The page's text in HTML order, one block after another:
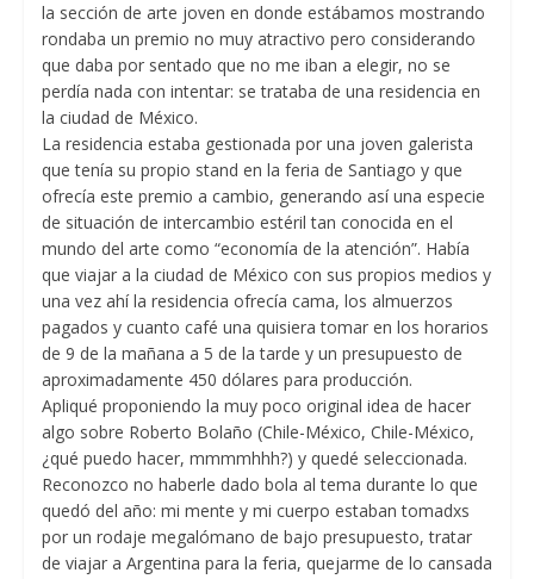
la sección de arte joven en donde estábamos mostrando
rondaba un premio no muy atractivo pero considerando
que daba por sentado que no me iban a elegir, no se
perdía nada con intentar: se trataba de una residencia en
la ciudad de México.
La residencia estaba gestionada por una joven galerista
que tenía su propio stand en la feria de Santiago y que
ofrecía este premio a cambio, generando así una especie
de situación de intercambio estéril tan conocida en el
mundo del arte como “economía de la atención”. Había
que viajar a la ciudad de México con sus propios medios y
una vez ahí la residencia ofrecía cama, los almuerzos
pagados y cuanto café una quisiera tomar en los horarios
de 9 de la mañana a 5 de la tarde y un presupuesto de
aproximadamente 450 dólares para producción.
Apliqué proponiendo la muy poco original idea de hacer
algo sobre Roberto Bolaño (Chile-México, Chile-México,
¿qué puedo hacer, mmmmhhh?) y quedé seleccionada.
Reconozco no haberle dado bola al tema durante lo que
quedó del año: mi mente y mi cuerpo estaban tomadxs
por un rodaje megalómano de bajo presupuesto, tratar
de viajar a Argentina para la feria, quejarme de lo cansada